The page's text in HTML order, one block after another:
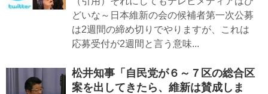
どいな～日本維新の会の候補者第一次公募
は2週間の締め切りでやりますが、これは
応募受付が2週間と言う意味...
松井知事「自民党が６～７区の総合区
案を出してきたら、維新は賛成しま